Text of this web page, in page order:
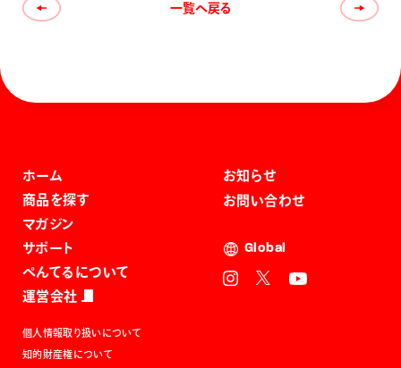
一覧へ戻る
ホーム
商品を探す
マガジン
サポート
ぺんてるについて
運営会社
お知らせ
お問い合わせ
Global
個人情報取り扱いについて
知的財産権について